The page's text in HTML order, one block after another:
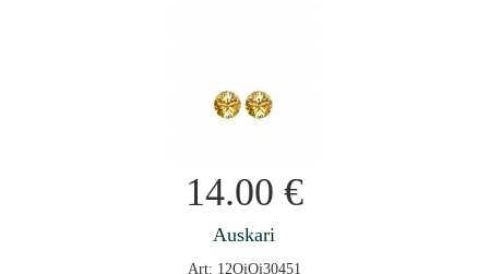
14.00 €
Auskari
Art: 12OiOi30451